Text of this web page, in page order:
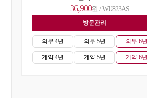
36,900원 / WU823AS
방문관리
의무 4년
계약 4년
의무 5년
계약 5년
의무 6년
계약 6년